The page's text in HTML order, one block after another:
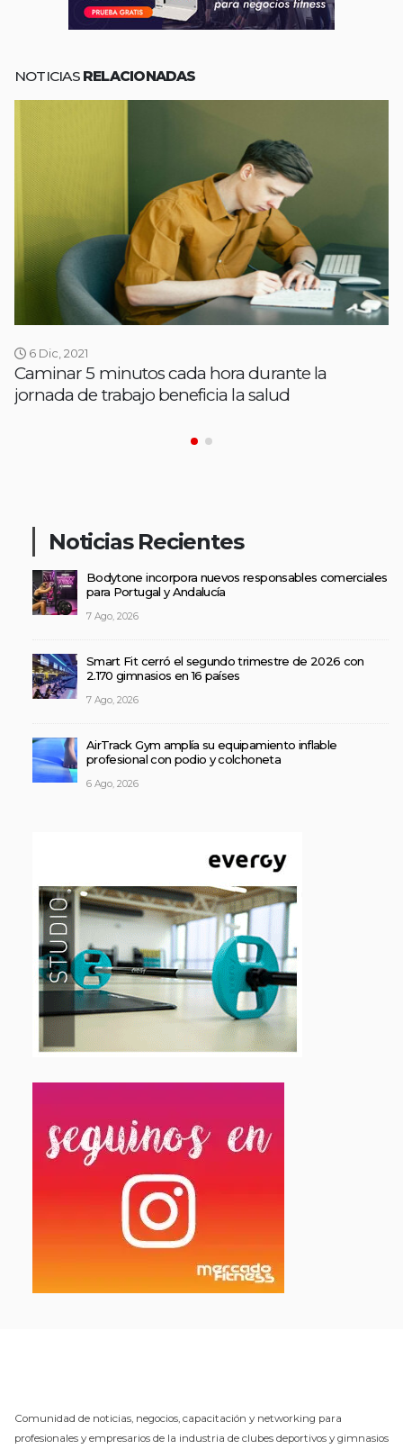
NOTICIAS RELACIONADAS
6 Dic, 2021
Caminar 5 minutos cada hora durante la
jornada de trabajo beneficia la salud
Noticias Recientes
Bodytone incorpora nuevos responsables comerciales
para Portugal y Andalucía
7 Ago, 2026
Smart Fit cerró el segundo trimestre de 2026 con
2.170 gimnasios en 16 países
7 Ago, 2026
AirTrack Gym amplía su equipamiento inflable
profesional con podio y colchoneta
6 Ago, 2026
Comunidad de noticias, negocios, capacitación y networking para
profesionales y empresarios de la industria de clubes deportivos y gimnasios